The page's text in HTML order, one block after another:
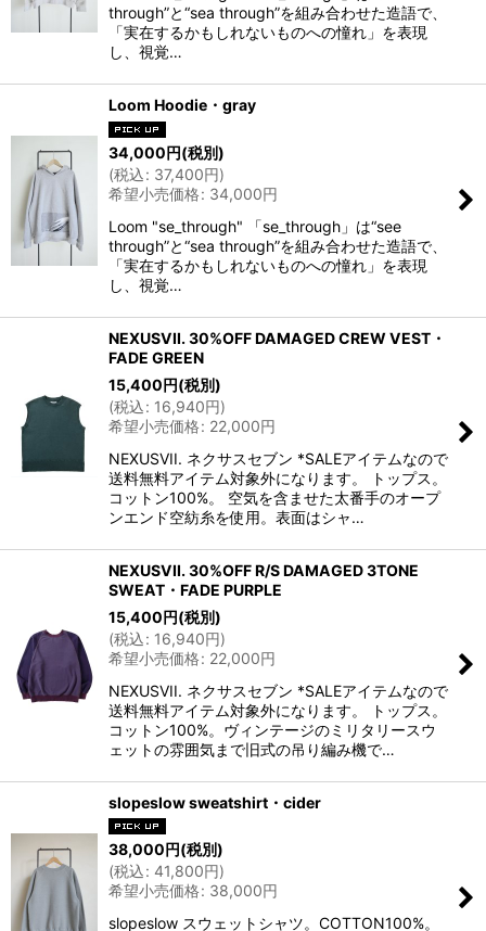
through”と“sea through”を組み合わせた造語で、
「実在するかもしれないものへの憧れ」を表現
し、視覚…
Loom Hoodie・gray
34,000円(税別)
(税込: 37,400円)
希望小売価格: 34,000円
Loom "se_through" 「se_through」は“see
through”と“sea through”を組み合わせた造語で、
「実在するかもしれないものへの憧れ」を表現
し、視覚…
NEXUSVII. 30%OFF DAMAGED CREW VEST・
FADE GREEN
15,400円(税別)
(税込: 16,940円)
希望小売価格: 22,000円
NEXUSVII. ネクサスセブン *SALEアイテムなので
送料無料アイテム対象外になります。 トップス。
コットン100%。 空気を含ませた太番手のオープ
ンエンド空紡糸を使用。表面はシャ…
NEXUSVII. 30%OFF R/S DAMAGED 3TONE
SWEAT・FADE PURPLE
15,400円(税別)
(税込: 16,940円)
希望小売価格: 22,000円
NEXUSVII. ネクサスセブン *SALEアイテムなので
送料無料アイテム対象外になります。 トップス。
コットン100%。ヴィンテージのミリタリースウ
ェットの雰囲気まで旧式の吊り編み機で…
slopeslow sweatshirt・cider
38,000円(税別)
(税込: 41,800円)
希望小売価格: 38,000円
slopeslow スウェットシャツ。COTTON100%。